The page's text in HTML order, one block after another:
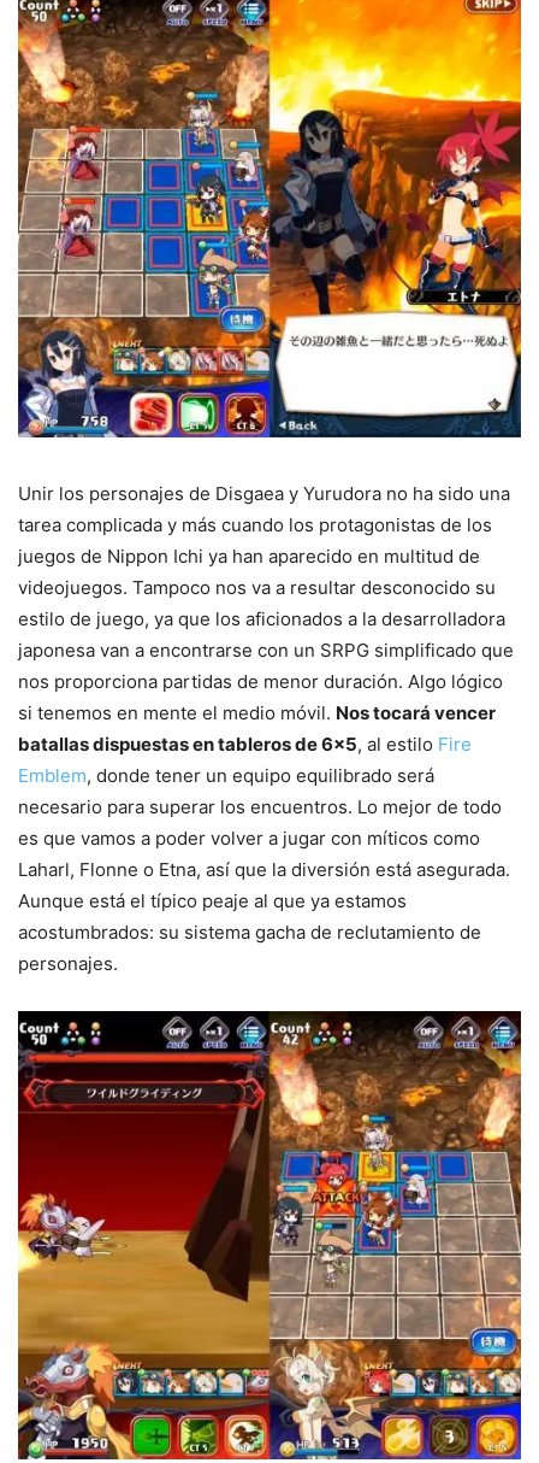
Unir los personajes de Disgaea y Yurudora no ha sido una
tarea complicada y más cuando los protagonistas de los
juegos de Nippon Ichi ya han aparecido en multitud de
videojuegos. Tampoco nos va a resultar desconocido su
estilo de juego, ya que los aficionados a la desarrolladora
japonesa van a encontrarse con un SRPG simplificado que
nos proporciona partidas de menor duración. Algo lógico
si tenemos en mente el medio móvil. Nos tocará vencer
batallas dispuestas en tableros de 6×5, al estilo Fire
Emblem, donde tener un equipo equilibrado será
necesario para superar los encuentros. Lo mejor de todo
es que vamos a poder volver a jugar con míticos como
Laharl, Flonne o Etna, así que la diversión está asegurada.
Aunque está el típico peaje al que ya estamos
acostumbrados: su sistema gacha de reclutamiento de
personajes.